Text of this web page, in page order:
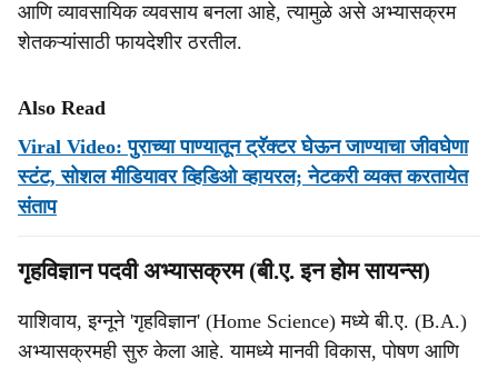
आणि व्यावसायिक व्यवसाय बनला आहे, त्यामुळे असे अभ्यासक्रम
शेतकऱ्यांसाठी फायदेशीर ठरतील.
Also Read
Viral Video: पुराच्या पाण्यातून ट्रॅक्टर घेऊन जाण्याचा जीवघेणा
स्टंट, सोशल मीडियावर व्हिडिओ व्हायरल; नेटकरी व्यक्त करतायेत
संताप
गृहविज्ञान पदवी अभ्यासक्रम (बी.ए. इन होम सायन्स)
याशिवाय, इग्नूने 'गृहविज्ञान' (Home Science) मध्ये बी.ए. (B.A.)
अभ्यासक्रमही सुरु केला आहे. यामध्ये मानवी विकास, पोषण आणि